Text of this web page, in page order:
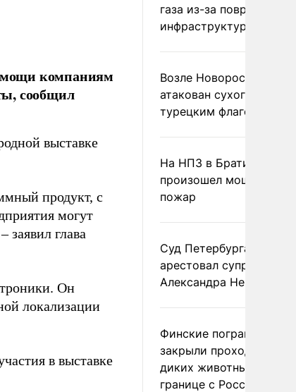
компаниям
сообщил
выставке
продукт, с
могут
заявил глава
Он
локализации
в выставке
газа из-за повреждения
инфраструктуры
Возле Новороссийска
атакован сухогруз под
турецким флагом
На НПЗ в Братиславе
произошел мощный
пожар
Суд Петербурга заочно
арестовал супругу
Александра Невзорова
Финские пограничники
закрыли проходы для
диких животных на
границе с Россией